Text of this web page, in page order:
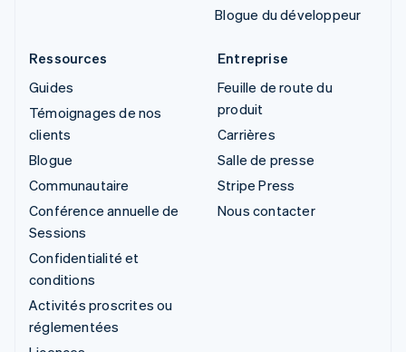
Blogue du développeur
Ressources
Guides
Témoignages de nos
clients
Blogue
Communautaire
Conférence annuelle de
Sessions
Confidentialité et
conditions
Activités proscrites ou
réglementées
Entreprise
Feuille de route du
produit
Carrières
Salle de presse
Stripe Press
Nous contacter